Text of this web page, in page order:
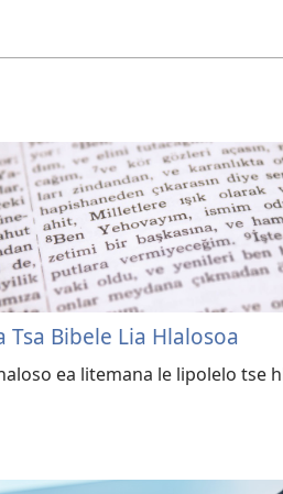
Tsa Bibele Lia Hlalosoa
ea litemana le lipolelo tse